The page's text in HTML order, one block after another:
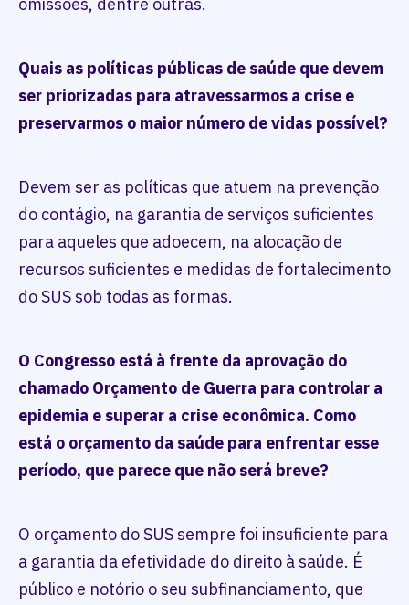
omissões, dentre outras.
Quais as políticas públicas de saúde que devem
ser priorizadas para atravessarmos a crise e
preservarmos o maior número de vidas possível?
Devem ser as políticas que atuem na prevenção
do contágio, na garantia de serviços suficientes
para aqueles que adoecem, na alocação de
recursos suficientes e medidas de fortalecimento
do SUS sob todas as formas.
O Congresso está à frente da aprovação do
chamado Orçamento de Guerra para controlar a
epidemia e superar a crise econômica. Como
está o orçamento da saúde para enfrentar esse
período, que parece que não será breve?
O orçamento do SUS sempre foi insuficiente para
a garantia da efetividade do direito à saúde. É
público e notório o seu subfinanciamento, que